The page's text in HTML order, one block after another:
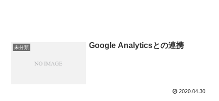
未分類 Google Analyticsとの連携
2020.04.30